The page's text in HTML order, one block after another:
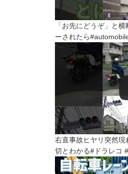
「お先にどうぞ」と
ーされたら
右直事故ヒヤリ突然現
切とわかる#ドラレコ